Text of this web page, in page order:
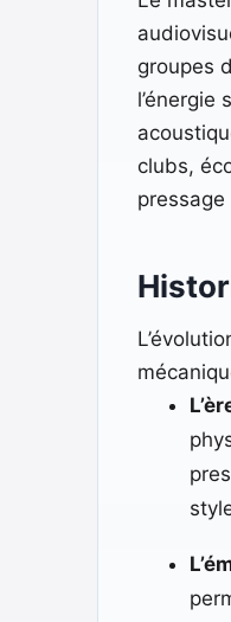
groupes
clubs,